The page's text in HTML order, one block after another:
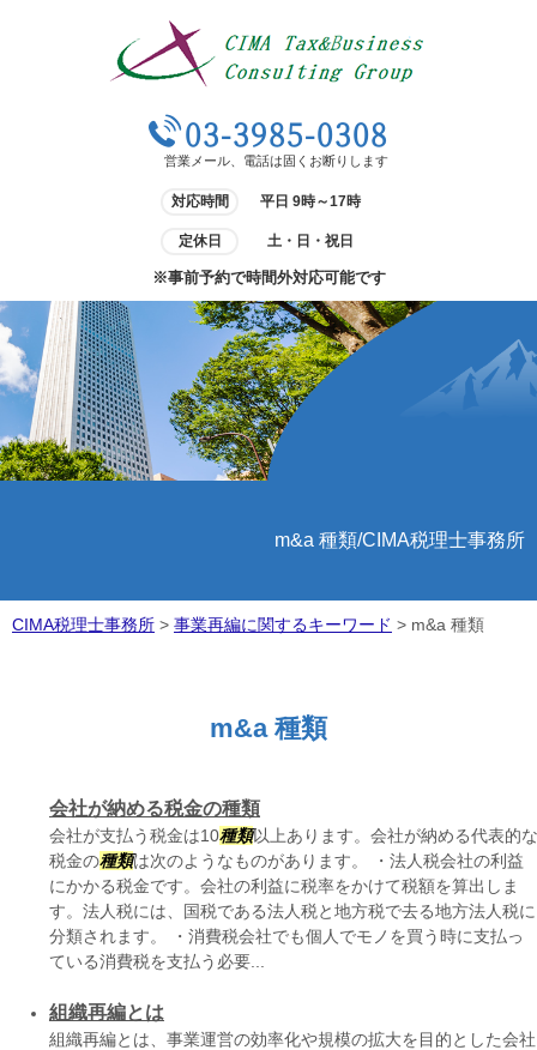
03-3985-0308
営業メール、電話は固くお断りします
対応時間 平日 9時～17時
定休日 土・日・祝日
※事前予約で時間外対応可能です
m&a 種類/CIMA税理士事務所
CIMA税理士事務所 > 事業再編に関するキーワード > m&a 種類
m&a 種類
会社が納める税金の種類
会社が支払う税金は10種類以上あります。会社が納める代表的な
税金の種類は次のようなものがあります。 ・法人税会社の利益
にかかる税金です。会社の利益に税率をかけて税額を算出しま
す。法人税には、国税である法人税と地方税で去る地方法人税に
分類されます。 ・消費税会社でも個人でモノを買う時に支払っ
ている消費税を支払う必要...
組織再編とは
組織再編とは、事業運営の効率化や規模の拡大を目的とした会社